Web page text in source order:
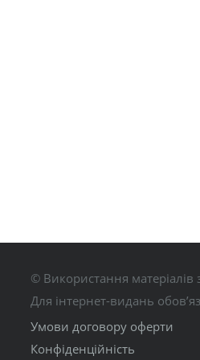
© Використання
Для інтернет-видань
Умови договору оферти
Конфіденційність